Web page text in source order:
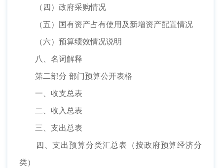
（四）政府采购情况
（五）国有资产占有使用及新增资产配置情况
（六）预算绩效情况说明
八、名词解释
第二部分 部门预算公开表格
一、收支总表
二、收入总表
三、支出总表
四、支出预算分类汇总表（按政府预算经济分
类）